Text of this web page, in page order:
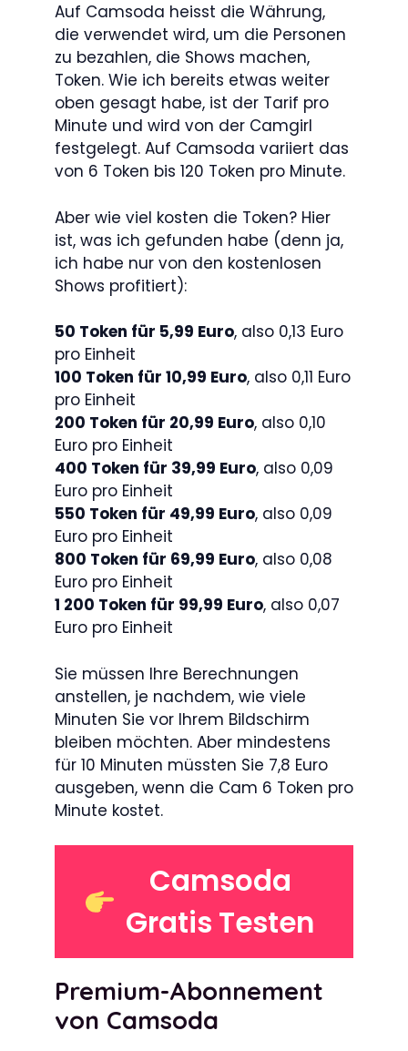
Auf Camsoda heisst die Währung,
die verwendet wird, um die Personen
zu bezahlen, die Shows machen,
Token. Wie ich bereits etwas weiter
oben gesagt habe, ist der Tarif pro
Minute und wird von der Camgirl
festgelegt. Auf Camsoda variiert das
von 6 Token bis 120 Token pro Minute.
Aber wie viel kosten die Token? Hier
ist, was ich gefunden habe (denn ja,
ich habe nur von den kostenlosen
Shows profitiert):
50 Token für 5,99 Euro, also 0,13 Euro
pro Einheit
100 Token für 10,99 Euro, also 0,11 Euro
pro Einheit
200 Token für 20,99 Euro, also 0,10
Euro pro Einheit
400 Token für 39,99 Euro, also 0,09
Euro pro Einheit
550 Token für 49,99 Euro, also 0,09
Euro pro Einheit
800 Token für 69,99 Euro, also 0,08
Euro pro Einheit
1 200 Token für 99,99 Euro, also 0,07
Euro pro Einheit
Sie müssen Ihre Berechnungen
anstellen, je nachdem, wie viele
Minuten Sie vor Ihrem Bildschirm
bleiben möchten. Aber mindestens
für 10 Minuten müssten Sie 7,8 Euro
ausgeben, wenn die Cam 6 Token pro
Minute kostet.
Camsoda
Gratis Testen
Premium-Abonnement
von Camsoda